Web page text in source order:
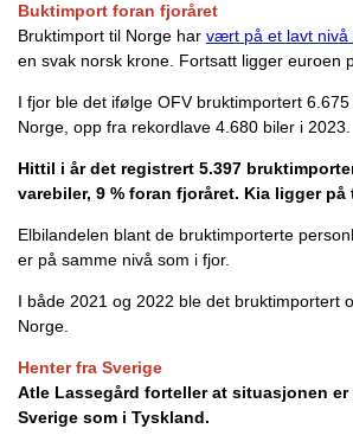
Buktimport foran fjoråret
Bruktimport til Norge har vært på et lavt nivå
en svak norsk krone. Fortsatt ligger euroen
I fjor ble det ifølge OFV bruktimportert
Norge, opp fra rekordlave 4.680 biler i 2023.
Hittil i år det registrert 5.397
varebiler, 9 % foran fjoråret. Kia ligger på
Elbilandelen blant de bruktimporterte
er på samme nivå som i fjor.
I både 2021 og 2022 ble det bruktimportert
Norge.
Henter fra Sverige
Atle Lassegård forteller at situasjonen er
Sverige som i Tyskland.